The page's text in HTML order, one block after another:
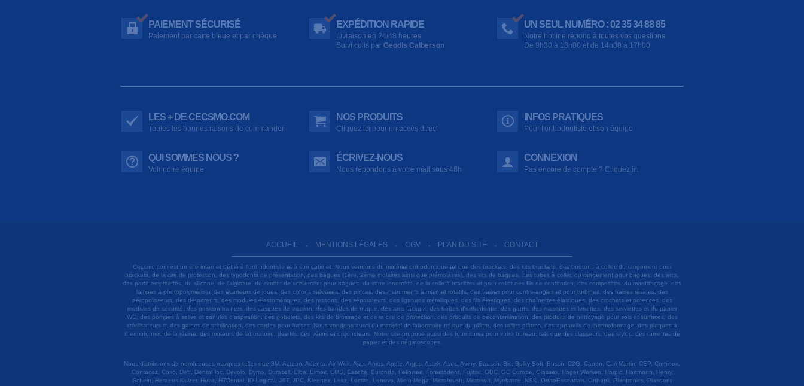
PAIEMENT SÉCURISÉ
Paiement par carte bleue et par chèque
EXPÉDITION RAPIDE
Livraison en 24/48 heures
Suivi colis par Geodis Calberson
UN SEUL NUMÉRO : 02 35 34 88 85
Notre hotline répond à toutes vos questions
De 9h30 à 13h00 et de 14h00 à 17h00
LES + DE CECSMO.COM
Toutes les bonnes raisons de commander
NOS PRODUITS
Cliquez ici pour un accès direct
INFOS PRATIQUES
Pour l'orthodontiste et son équipe
QUI SOMMES NOUS ?
Voir notre équipe
ÉCRIVEZ-NOUS
Nous répondons à votre mail sous 48h
CONNEXION
Pas encore de compte ? Cliquez ici
ACCUEIL - MENTIONS LÉGALES - CGV - PLAN DU SITE - CONTACT
Cecsmo.com est un site internet dédié à l'orthodontiste et à son cabinet. Nous vendons du matériel orthodontique tel que des brackets, des kits brackets, des boutons à coller, du rangement pour
brackets, de la cire de protection, des typodonts de présentation, des bagues (1ère, 2ème molaires ainsi que prémolaires), des kits de bagues, des tubes à coller, du rangement pour bagues, des arcs,
des porte-empreintes, du silicone, de l'alginate, du ciment de scellement pour bagues, du verre ionomère, de la colle à brackets et pour coller des fils de contention, des composites, du mordançage, des
lampes à photopolymériser, des écarteurs de joues, des cotons salivaires, des pinces, des instruments à main et rotatifs, des fraises pour contre-angles et pour turbines, des fraises résines, des
aéropolisseurs, des détartreurs, des modules élastomériques, des ressorts, des séparateurs, des ligatures métalliques, des fils élastiques, des chaînettes élastiques, des crochets et potences, des
modules de sécurité, des position trainers, des casques de traction, des bandes de nuque, des arcs faciaux, des boîtes d'orthodontie, des gants, des masques et lunettes, des serviettes et du papier
WC, des pompes à salive et canules d'aspiration, des gobelets, des kits de brossage et de la cire de protection, des produits de décontamination, des produits de nettoyage pour sols et surfaces, des
stérilisateurs et des gaines de stérilisation, des cardes pour fraises. Nous vendons aussi du matériel de laboratoire tel que du plâtre, des tailles-plâtres, des appareils de thermoformage, des plaques à
thermoformer, de la résine, des moteurs de laboratoire, des fils, des vérins et disjoncteurs. Notre site propose aussi des fournitures pour votre bureau, tels que des classeurs, des stylos, des ramettes de
papier et des négatoscopes.
Nous distribuons de nombreuses marques telles que 3M, Acteon, Adenta, Air Wick, Ajax, Anios, Apple, Argos, Astek, Asus, Avery, Bausch, Bic, Bulky Soft, Busch, C2G, Canon, Carl Martin, CEP, Cominox,
Contacez, Coxo, Deb, DentaFloc, Devolo, Dymo, Duracell, Elba, Elmex, EMS, Esselte, Euronda, Fellowes, Forestadent, Fujitsu, GBC, GC Europe, Glassex, Hager Werken, Harpic, Hartmann, Henry
Schein, Heraeus Kulzer, Hubit, HTDental, ID-Logical, J&T, JPC, Kleenex, Leitz, Loctite, Lenovo, Micro-Mega, Microbrush, Microsoft, Myobrace, NSK, OrthoEssentials, Orthopli, Plantronics, Plasdent